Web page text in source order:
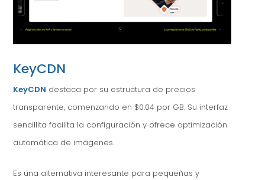
KeyCDN
KeyCDN destaca por su estructura de precios
transparente, comenzando en $0.04 por GB. Su interfaz
sencillita facilita la configuración y ofrece optimización
automática de imágenes.
Es una alternativa interesante para pequeñas y